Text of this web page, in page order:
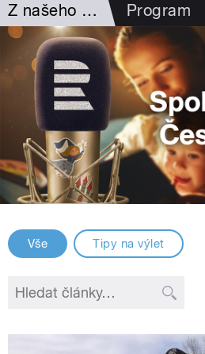
Z našeho vysílání Program
Vše Tipy na výlet